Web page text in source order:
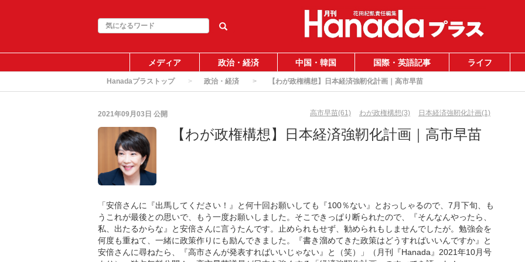
メディア 政治・経済 中国・韓国 国際・英語記事 ライフ
Hanadaプラストップ 政治・経済 【わが政権構想】日本経済強靭化計画｜高市早苗
2021年09月03日 公開 高市早苗(61) わが政権構想(3) 日本経済強靭化計画(1)
【わが政権構想】日本経済強靭化計画｜高市早苗
「安倍さんに『出馬してください！』と何十回お願いしても『100％ない』とおっしゃるので、7月下旬、も
うこれが最後との思いで、もう一度お願いしました。そこできっぱり断られたので、『そんなんやったら、
私、出たるからな』と安倍さんに言うたんです。止められもせず、勧められもしませんでしたが。勉強会を
何度も重ねて、一緒に政策作りにも励んできました。『書き溜めてきた政策はどうすればいいんですか』と
安倍さんに尋ねたら、『高市さんが発表すればいいじゃない』と（笑）」（月刊『Hanada』2021年10月号